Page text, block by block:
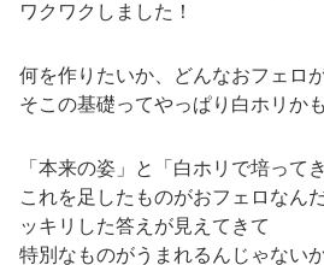
ワクワクしました！
何を作りたいか、どんなおフェロ
そこの基礎ってやっぱり白ホリか
「本来の姿」と「白ホリで培って
これを足したものがおフェロなん
ッキリした答えが見えてきて
特別なものがうまれるんじゃない